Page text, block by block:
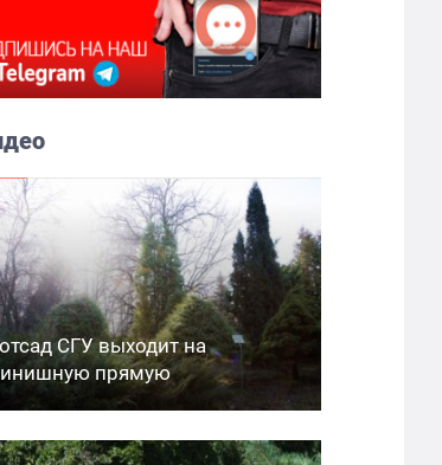
СГУ выходит на
прямую